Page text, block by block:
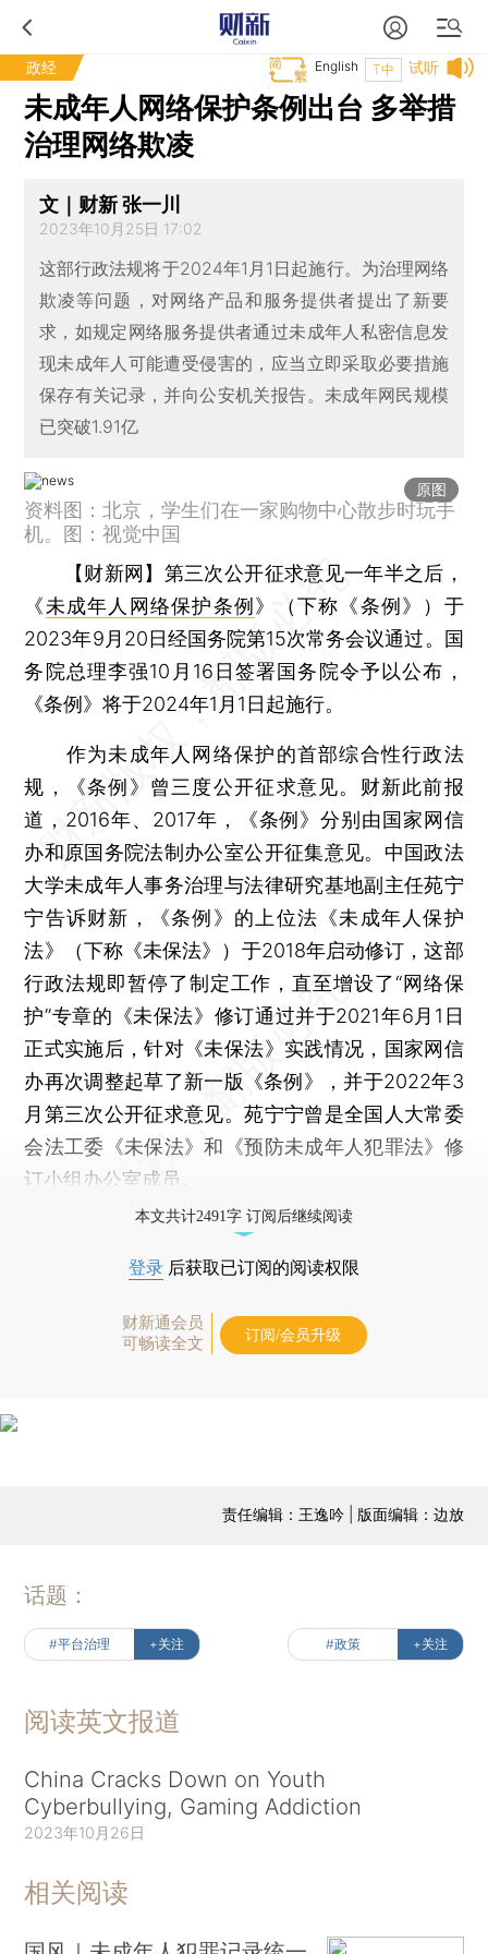
政经 试听
T中
English
未成年人网络保护条例出台 多举措
治理网络欺凌
文｜财新 张一川
2023年10月25日 17:02
这部行政法规将于2024年1月1日起施行。为治理网络
欺凌等问题，对网络产品和服务提供者提出了新要
求，如规定网络服务提供者通过未成年人私密信息发
现未成年人可能遭受侵害的，应当立即采取必要措施
保存有关记录，并向公安机关报告。未成年网民规模
已突破1.91亿
原图
资料图：北京，学生们在一家购物中心散步时玩手
机。图：视觉中国
【财新网】 第三次公开征求意见一年半之后，
《未成年人网络保护条例 》（下称《条例》）于
2023年9月20日经国务院第15次常务会议通过。国
务院总理李强10月16日签署国务院令予以公布，
《条例》将于2024年1月1日起施行。
作为未成年人网络保护的首部综合性行政法
规，《条例》曾三度公开征求意见。财新此前报
道，2016年、2017年，《条例》分别由国家网信
办和原国务院法制办公室公开征集意见。中国政法
大学未成年人事务治理与法律研究基地副主任苑宁
宁告诉财新，《条例》的上位法《未成年人保护
法》（下称《未保法》）于2018年启动修订，这部
行政法规即暂停了制定工作，直至增设了“网络保
护”专章的《未保法》修订通过并于2021年6月1日
正式实施后，针对《未保法》实践情况，国家网信
办再次调整起草了新一版《条例》，并于2022年3
月第三次公开征求意见。苑宁宁曾是全国人大常委
会法工委《未保法》和《预防未成年人犯罪法》修
订小组办公室成员。
本文共计2491字 订阅后继续阅读
登录 后获取已订阅的阅读权限
财新通会员
可畅读全文
订阅/会员升级
责任编辑：王逸吟 | 版面编辑：边放
话题：
#平台治理 +关注 #政策 +关注
阅读英文报道
China Cracks Down on Youth
Cyberbullying, Gaming Addiction
2023年10月26日
相关阅读